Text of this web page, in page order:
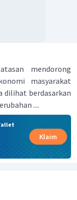
mendorong
masyarakat
dilihat berdasarkan
....
Klaim